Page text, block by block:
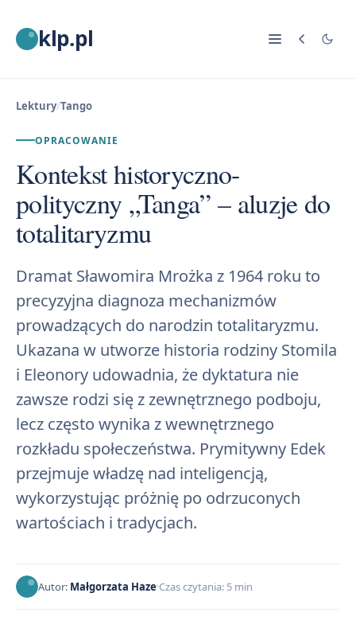
klp.pl
Lektury/Tango
OPRACOWANIE
Kontekst historyczno-
polityczny „Tanga” – aluzje do
totalitaryzmu
Dramat Sławomira Mrożka z 1964 roku to
precyzyjna diagnoza mechanizmów
prowadzących do narodzin totalitaryzmu.
Ukazana w utworze historia rodziny Stomila
i Eleonory udowadnia, że dyktatura nie
zawsze rodzi się z zewnętrznego podboju,
lecz często wynika z wewnętrznego
rozkładu społeczeństwa. Prymitywny Edek
przejmuje władzę nad inteligencją,
wykorzystując próżnię po odrzuconych
wartościach i tradycjach.
Autor: Małgorzata Haze Czas czytania: 5 min